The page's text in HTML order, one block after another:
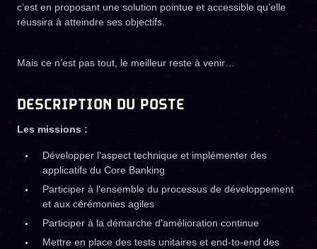
c’est en proposant une solution pointue et accessible qu’elle
réussira à atteindre ses objectifs.
Mais ce n’est pas tout, le meilleur reste à venir…
DESCRIPTION DU POSTE
Les missions :
Développer l'aspect technique et implémenter des
applicatifs du Core Banking
Participer à l'ensemble du processus de développement
et aux cérémonies agiles
Participer à la démarche d'amélioration continue
Mettre en place des tests unitaires et end-to-end des